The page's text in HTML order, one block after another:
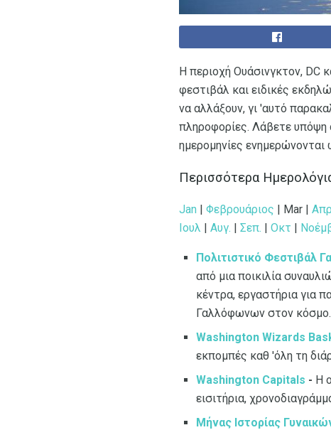
Η περιοχή Ουάσινγκτον, DC
φεστιβάλ και ειδικές
να αλλάξουν, γι 'αυτό
πληροφορίες. Λάβετε υπόψη
ημερομηνίες ενημερώνονται
Περισσότερα
Jan | Φεβρουάριος | Mar | Απρ
Ιουλ | Αυγ. | Σεπ. | Οκτ |
Πολιτιστικό Φεστιβάλ
από μια ποικιλία
κέντρα, εργαστήρια για
Γαλλόφωνων στον κόσμο.
Washington Wizards
εκπομπές καθ 'όλη τη
Washington Capitals - Η
εισιτήρια,
Μήνας Ιστορίας